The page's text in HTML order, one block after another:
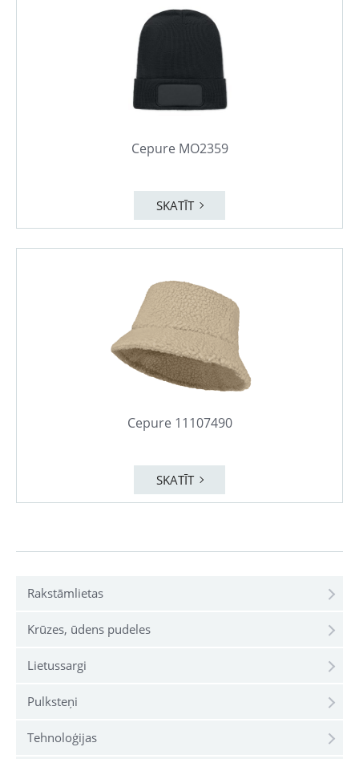
Rakstāmlietas
Krūzes, ūdens pudeles
Lietussargi
Pulksteņi
Tehnoloģijas
Cepure MO2359
SKATĪT
Cepure 11107490
SKATĪT